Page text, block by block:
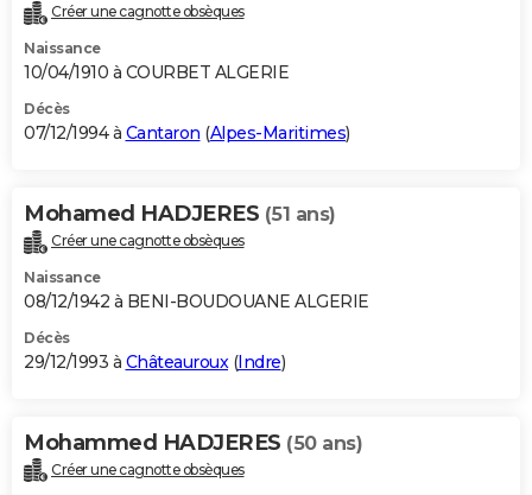
Créer une cagnotte obsèques
Naissance
10/04/1910 à COURBET ALGERIE
Décès
07/12/1994 à Cantaron (Alpes-Maritimes)
Mohamed HADJERES (51 ans)
Créer une cagnotte obsèques
Naissance
08/12/1942 à BENI-BOUDOUANE ALGERIE
Décès
29/12/1993 à Châteauroux (Indre)
Mohammed HADJERES (50 ans)
Créer une cagnotte obsèques